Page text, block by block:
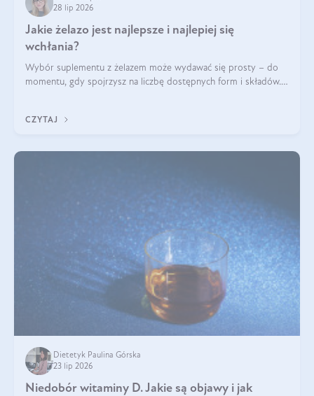
28 lip 2026
Jakie żelazo jest najlepsze i najlepiej się
wchłania?
Wybór suplementu z żelazem może wydawać się prosty – do
momentu, gdy spojrzysz na liczbę dostępnych form i składów.
zawierać suplement?
CZYTAJ
Dietetyk Paulina Górska
23 lip 2026
Niedobór witaminy D. Jakie są objawy i jak